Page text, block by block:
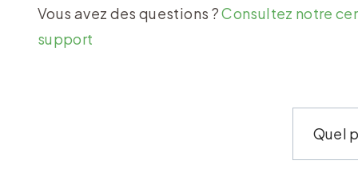
Vous avez des questions ?Consultez notre
support